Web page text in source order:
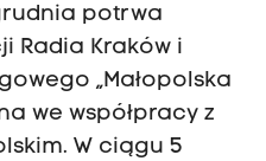
potrwa
Radia Kraków i
„Małopolska
we współpracy z
W ciągu 5